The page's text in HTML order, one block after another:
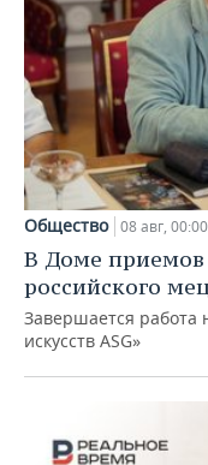
Общество 08 авг, 00:00
В Доме приемов
российского
Завершается работа
искусств ASG»